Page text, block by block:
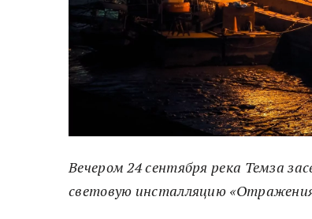
Вечером 24 сентября река Темза
световую инсталляцию